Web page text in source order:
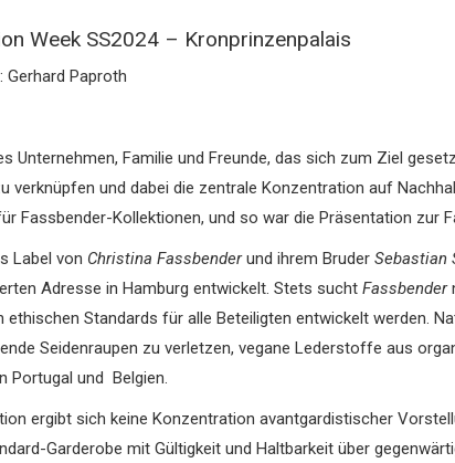
Week SS2024 – Kronprinzenpalais
Gerhard Paproth
Unternehmen, Familie und Freunde, das sich zum Ziel
verknüpfen und dabei die zentrale Konzentration auf
Fassbender-Kollektionen, und so war die Präsentation zur
Label von Christina Fassbenderund ihrem BruderSebastian
Adresse in Hamburg entwickelt. Stets suchtFassbender
ethischen Standards für alle Beteiligten entwickelt werden.
Seidenraupen zu verletzen, vegane Lederstoffe aus
Portugal und Belgien.
ergibt sich keine Konzentration avantgardistischer
Garderobe mit Gültigkeit und Haltbarkeit über